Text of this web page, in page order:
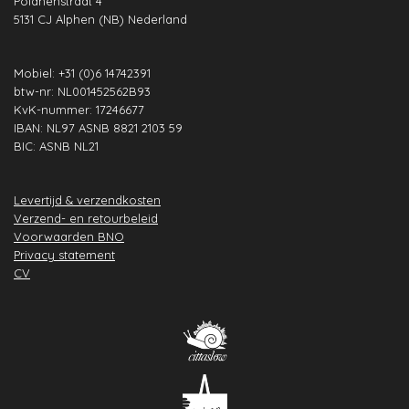
m
5131 CJ Alphen (NB) Nederland
Mobiel: +31 (0)6 14742391
btw-nr: NL001452562B93
KvK-nummer: 17246677
IBAN: NL97 ASNB 8821 2103 59
BIC: ASNB NL21
Levertijd & verzendkosten
Verzend- en retourbeleid
Voorwaarden BNO
Privacy statement
CV